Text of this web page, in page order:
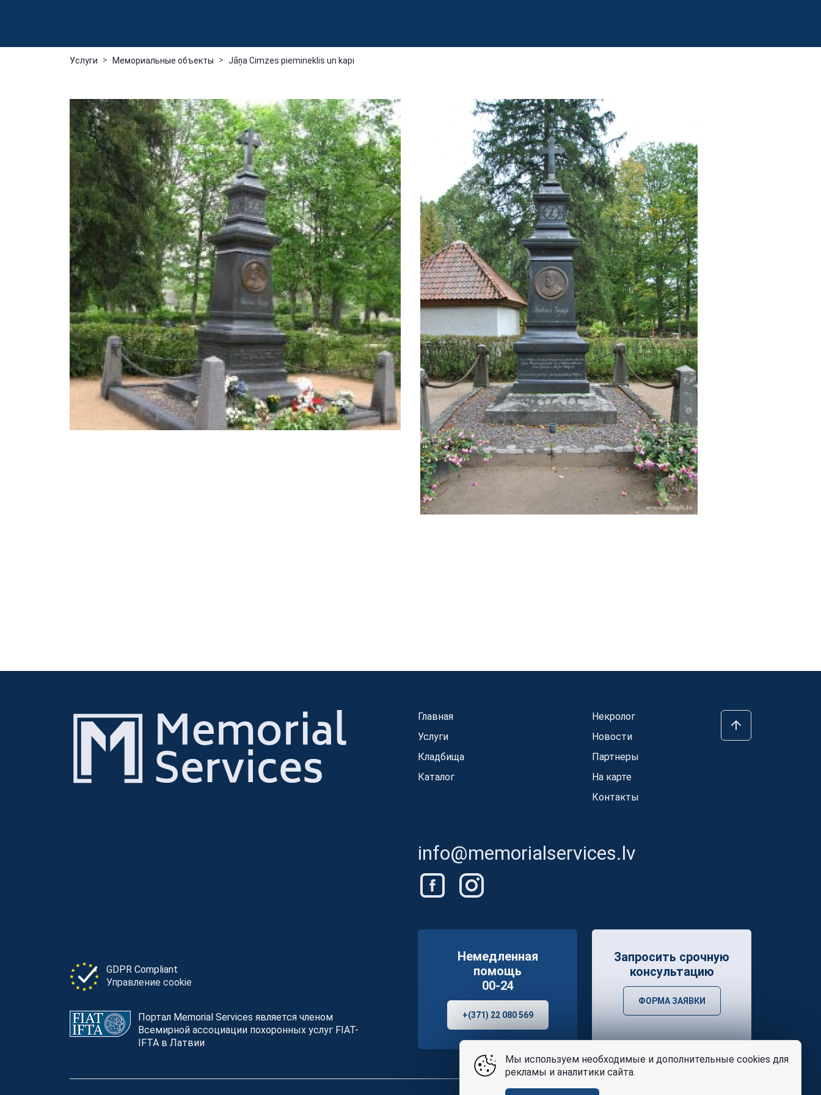
Услуги Мемориальные объекты Jāņa Cimzes piemineklis un kapi
Главная
Услуги
Кладбища
Каталог
Некролог
Новости
Партнеры
На карте
Контакты
info@memorialservices.lv
GDPR Compliant
Управление cookie
Портал Memorial Services является членом
Всемирной ассоциации похоронных услуг FIAT-
IFTA в Латвии
Немедленная
помощь
00-24
+(371) 22 080 569
Запросить срочную
консультацию
ФОРМА ЗАЯВКИ
Мы используем необходимые и дополнительные cookies для
рекламы и аналитики сайта.